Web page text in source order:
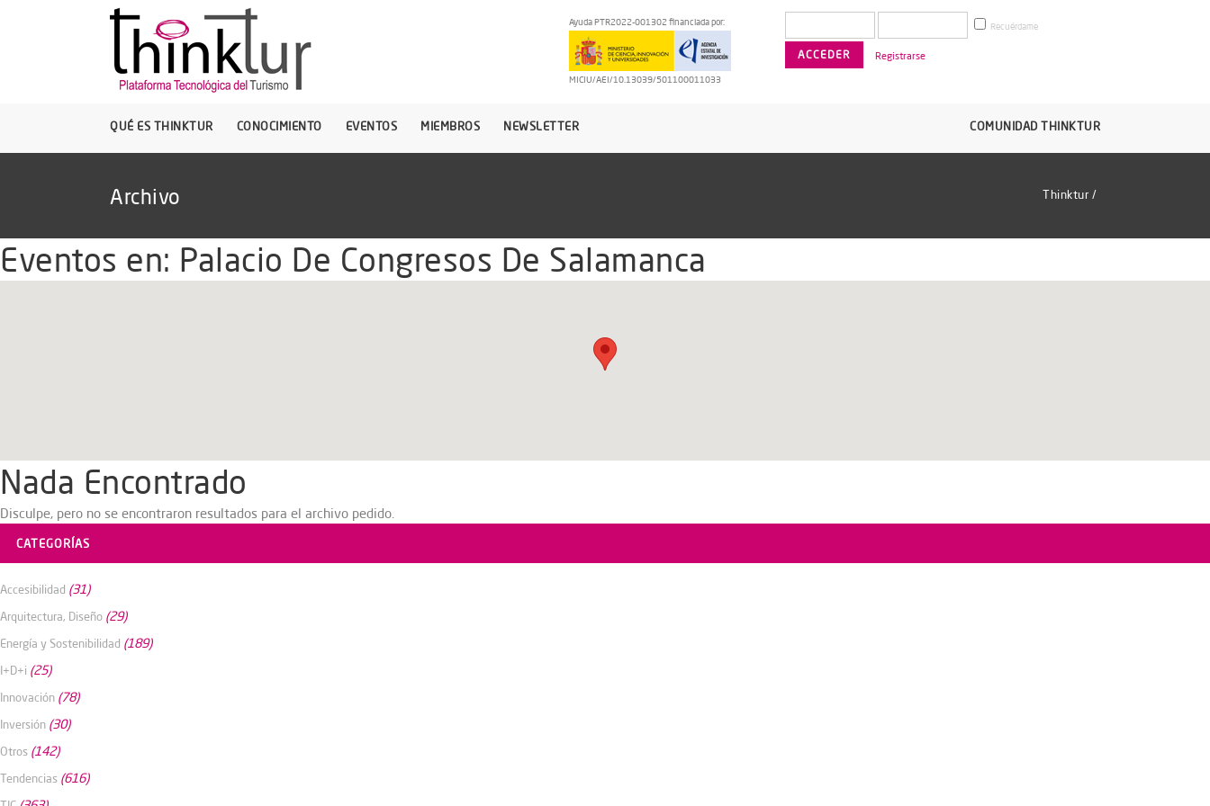
Ayuda PTR2022-001302 financiada por:
MICIU/AEI/10.13039/501100011033
Recuérdame
Registrarse
QUÉ ES THINKTUR CONOCIMIENTO EVENTOS MIEMBROS NEWSLETTER COMUNIDAD THINKTUR
Archivo Thinktur /
Eventos en: Palacio De Congresos De Salamanca
Nada Encontrado
Disculpe, pero no se encontraron resultados para el archivo pedido.
CATEGORÍAS
Accesibilidad (31)
Arquitectura, Diseño (29)
Energía y Sostenibilidad (189)
I+D+i (25)
Innovación (78)
Inversión (30)
Otros (142)
Tendencias (616)